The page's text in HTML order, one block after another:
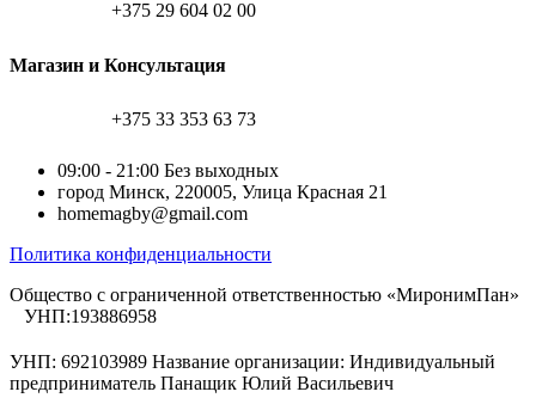
+375 29 604 02 00
Магазин и Консультация
+375 33 353 63 73
09:00 - 21:00 Без выходных
город Минск, 220005, Улица Красная 21
homemagby@gmail.com
Политика конфиденциальности
Общество с ограниченной ответственностью «МиронимПан»
УНП:193886958
УНП: 692103989 Название организации: Индивидуальный
предприниматель Панащик Юлий Васильевич